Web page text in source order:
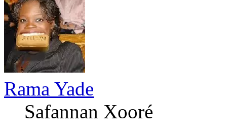
Rama Yade
Safannan Xooré